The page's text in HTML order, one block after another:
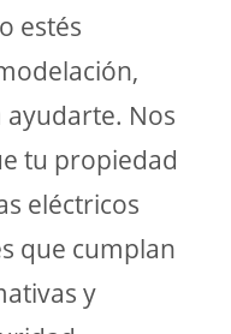
estés
Nos
tu propiedad
eléctricos
que cumplan
y